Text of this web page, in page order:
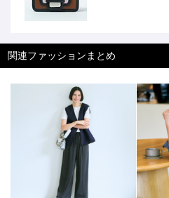
関連ファッションまとめ